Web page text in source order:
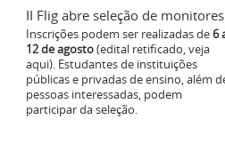
II Flig abre seleção de monitores
Inscrições podem ser realizadas de6
12 de agosto(edital retificado, veja
aqui). Estudantes de instituições
públicas e privadas de ensino, além
pessoas interessadas, podem
participar da seleção.